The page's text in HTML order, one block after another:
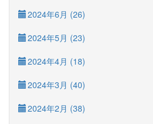
2024年6月 (26)
2024年5月 (23)
2024年4月 (18)
2024年3月 (40)
2024年2月 (38)